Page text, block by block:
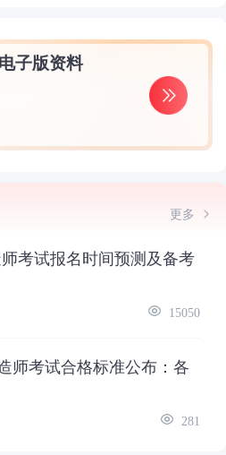
子版资料
更多
考试报名时间预测及备考
15050
师考试合格标准公布：各
281